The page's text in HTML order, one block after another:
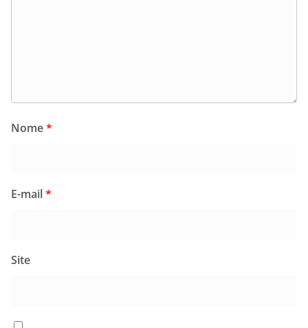
Nome*
E-mail*
Site